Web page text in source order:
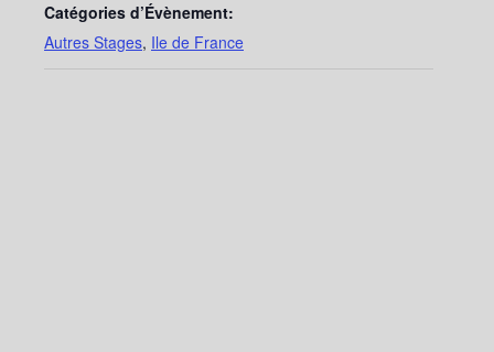
Catégories d’Évènement:
Autres Stages, Ile de France